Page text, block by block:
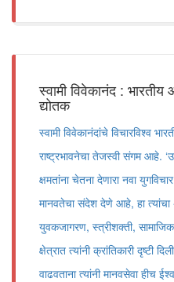
स्वामी विवेकानंद :
द्योतक
स्वामी विवेकानंदांचे विचारविश्व
राष्ट्रभावनेचा तेजस्वी संगम आहे.
क्षमतांना चेतना देणारा नवा
मानवतेचा संदेश देणे आहे, हा त्यांचा
युवकजागरण, स्त्रीशक्ती,
क्षेत्रात त्यांनी क्रांतिकारी दृष्टी
वाढवताना त्यांनी मानवसेवा